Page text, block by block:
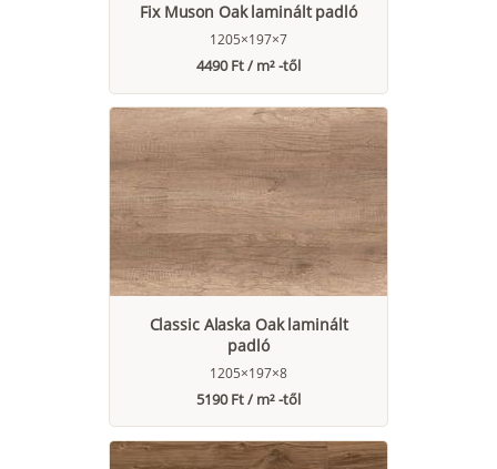
Fix Muson Oak laminált padló
1205×197×7
4490 Ft / m² -től
Classic Alaska Oak laminált
padló
1205×197×8
5190 Ft / m² -től